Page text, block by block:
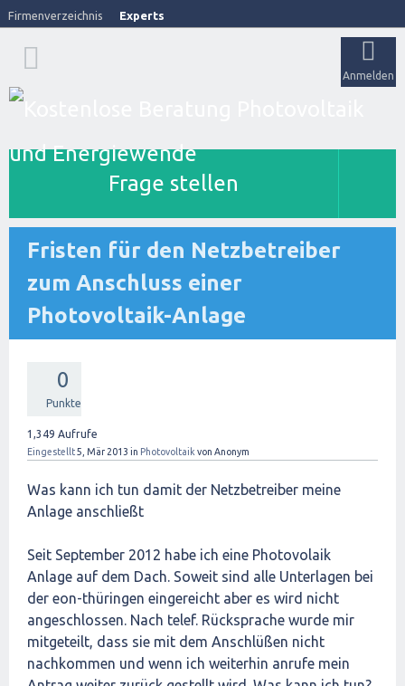
Firmenverzeichnis Experts
Anmelden
Frage stellen
Fristen für den Netzbetreiber
zum Anschluss einer
Photovoltaik-Anlage
0
Punkte
1,349 Aufrufe
Eingestellt5, Mär 2013 in Photovoltaik von Anonym
Was kann ich tun damit der Netzbetreiber meine
Anlage anschließt
Seit September 2012 habe ich eine Photovolaik
Anlage auf dem Dach. Soweit sind alle Unterlagen bei
der eon-thüringen eingereicht aber es wird nicht
angeschlossen. Nach telef. Rücksprache wurde mir
mitgeteilt, dass sie mit dem Anschlüßen nicht
nachkommen und wenn ich weiterhin anrufe mein